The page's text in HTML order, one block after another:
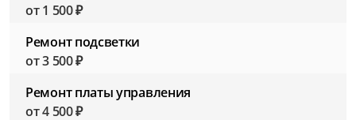
от 1 500 ₽
Ремонт подсветки
от 3 500 ₽
Ремонт платы управления
от 4 500 ₽